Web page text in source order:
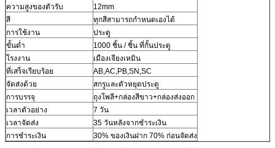
ความสูงของตัวรับ
12mm
สี
ทุกสีสามารถกำหนดเองได้
การใช้งาน
ประตู
ขั้นต่ำ
1000 ชิ้น / ชิ้น ที่กั้นประตู
โรงงาน
เมืองเจียงเหมิน
ที่เสร็จเรียบร้อย
AB,AC,PB,SN,SC
จัดส่งด้วย
สกรูและตัวหยุดประตู
การบรรจุ
ถุงโพลี+กล่องสีขาว+กล่องส่งออก
เวลาตัวอย่าง
7 วัน
เวลาจัดส่ง
35 วันหลังจากชำระเงิน
การชำระเงิน
30% ของเงินฝาก 70% ก่อนจัดส่ง